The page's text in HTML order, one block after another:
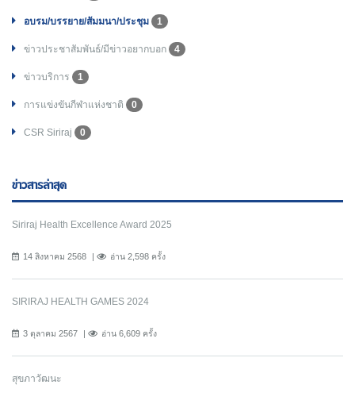
อบรม/บรรยาย/สัมมนา/ประชุม 1
ข่าวประชาสัมพันธ์/มีข่าวอยากบอก 4
ข่าวบริการ 1
การแข่งขันกีฬาแห่งชาติ 0
CSR Siriraj 0
ข่าวสารล่าสุด
Siriraj Health Excellence Award 2025
14 สิงหาคม 2568 อ่าน 2,598 ครั้ง
SIRIRAJ HEALTH GAMES 2024
3 ตุลาคม 2567 อ่าน 6,609 ครั้ง
สุขภาวัฒนะ